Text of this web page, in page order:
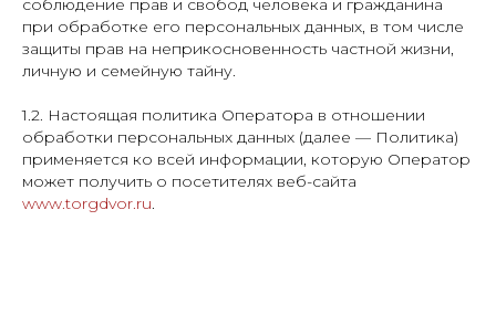
соблюдение прав и свобод человека и гражданина
при обработке его персональных данных, в том числе
защиты прав на неприкосновенность частной жизни,
личную и семейную тайну.
1.2. Настоящая политика Оператора в отношении
обработки персональных данных (далее — Политика)
применяется ко всей информации, которую Оператор
может получить о посетителях веб-сайта
www.torgdvor.ru.